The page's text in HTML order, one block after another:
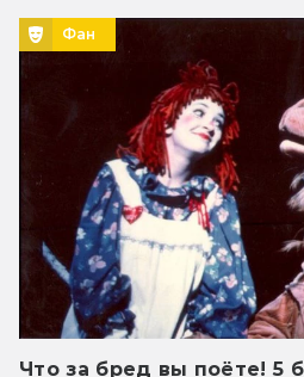
Фан
Что за бред вы поёте! 5